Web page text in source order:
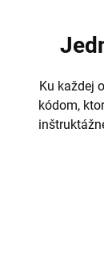
Ku každej
kódom,